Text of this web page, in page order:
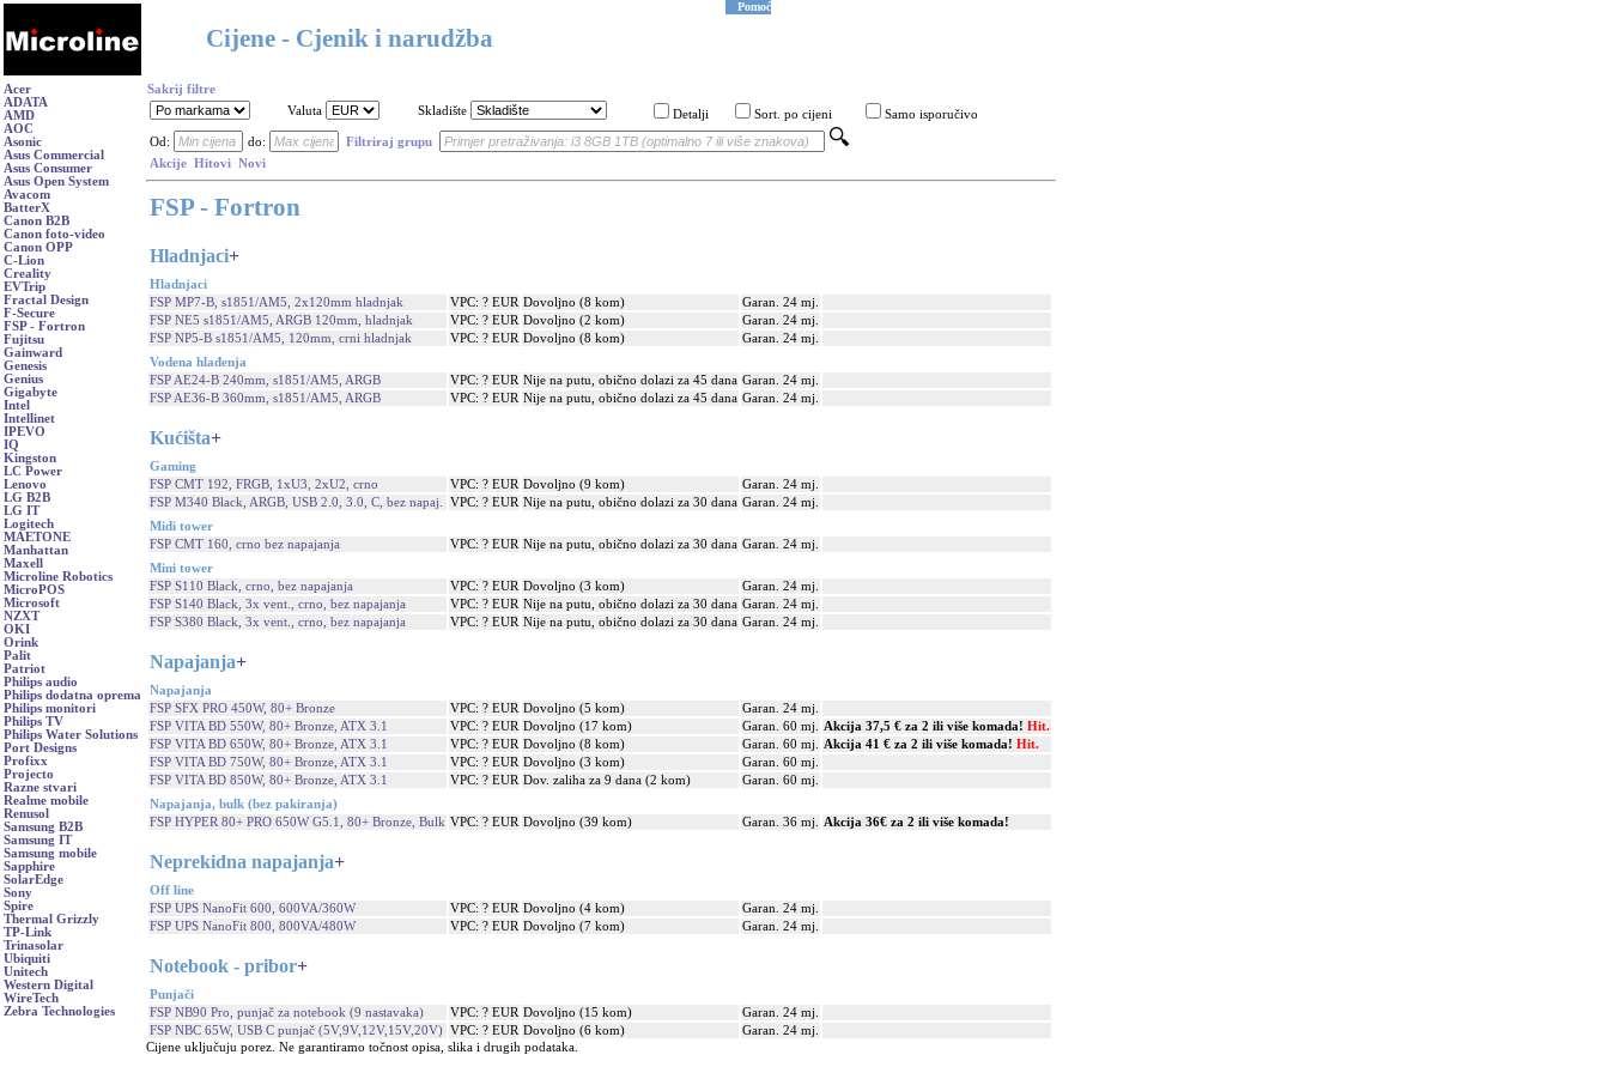
Cijene - Cjenik i narudžba
Pomoć
Acer
ADATA
AMD
AOC
Asonic
Asus Commercial
Asus Consumer
Asus Open System
Avacom
BatterX
Canon B2B
Canon foto-video
Canon OPP
C-Lion
Creality
EVTrip
Fractal Design
F-Secure
FSP - Fortron
Fujitsu
Gainward
Genesis
Genius
Gigabyte
Intel
Intellinet
IPEVO
IQ
Kingston
LC Power
Lenovo
LG B2B
LG IT
Logitech
MAETONE
Manhattan
Maxell
Microline Robotics
MicroPOS
Microsoft
NZXT
OKI
Orink
Palit
Patriot
Philips audio
Philips dodatna oprema
Philips monitori
Philips TV
Philips Water Solutions
Port Designs
Profixx
Projecto
Razne stvari
Realme mobile
Renusol
Samsung B2B
Samsung IT
Samsung mobile
Sapphire
SolarEdge
Sony
Spire
Thermal Grizzly
TP-Link
Trinasolar
Ubiquiti
Unitech
Western Digital
WireTech
Zebra Technologies
Sakrij filtre
Valuta
Skladište Detalji Sort. po cijeni Samo isporučivo
Od: do:
Filtriraj grupu
Akcije Hitovi Novi
FSP - Fortron
Hladnjaci+
Hladnjaci
FSP MP7-B, s1851/AM5, 2x120mm hladnjak
VPC: ? EUR Dovoljno (8 kom)
Garan. 24 mj.
FSP NE5 s1851/AM5, ARGB 120mm, hladnjak
VPC: ? EUR Dovoljno (2 kom)
Garan. 24 mj.
FSP NP5-B s1851/AM5, 120mm, crni hladnjak
VPC: ? EUR Dovoljno (8 kom)
Garan. 24 mj.
Vodena hlađenja
FSP AE24-B 240mm, s1851/AM5, ARGB
VPC: ? EUR Nije na putu, obično dolazi za 45 dana Garan. 24 mj.
FSP AE36-B 360mm, s1851/AM5, ARGB
VPC: ? EUR Nije na putu, obično dolazi za 45 dana Garan. 24 mj.
Kućišta+
Gaming
FSP CMT 192, FRGB, 1xU3, 2xU2, crno
VPC: ? EUR Dovoljno (9 kom)
Garan. 24 mj.
FSP M340 Black, ARGB, USB 2.0, 3.0, C, bez napaj.
VPC: ? EUR Nije na putu, obično dolazi za 30 dana Garan. 24 mj.
Midi tower
FSP CMT 160, crno bez napajanja
VPC: ? EUR Nije na putu, obično dolazi za 30 dana Garan. 24 mj.
Mini tower
FSP S110 Black, crno, bez napajanja
VPC: ? EUR Dovoljno (3 kom)
Garan. 24 mj.
FSP S140 Black, 3x vent., crno, bez napajanja
VPC: ? EUR Nije na putu, obično dolazi za 30 dana Garan. 24 mj.
FSP S380 Black, 3x vent., crno, bez napajanja
VPC: ? EUR Nije na putu, obično dolazi za 30 dana Garan. 24 mj.
Napajanja+
Napajanja
FSP SFX PRO 450W, 80+ Bronze
VPC: ? EUR Dovoljno (5 kom)
Garan. 24 mj.
FSP VITA BD 550W, 80+ Bronze, ATX 3.1
VPC: ? EUR Dovoljno (17 kom) Garan. 60 mj. Akcija 37,5 € za 2 ili više komada! Hit.
FSP VITA BD 650W, 80+ Bronze, ATX 3.1
VPC: ? EUR Dovoljno (8 kom) Garan. 60 mj. Akcija 41 € za 2 ili više komada! Hit.
FSP VITA BD 750W, 80+ Bronze, ATX 3.1
VPC: ? EUR Dovoljno (3 kom)
Garan. 60 mj.
FSP VITA BD 850W, 80+ Bronze, ATX 3.1
VPC: ? EUR Dov. zaliha za 9 dana (2 kom)
Garan. 60 mj.
Napajanja, bulk (bez pakiranja)
FSP HYPER 80+ PRO 650W G5.1, 80+ Bronze, Bulk VPC: ? EUR Dovoljno (39 kom) Garan. 36 mj. Akcija 36€ za 2 ili više komada!
Neprekidna napajanja+
Off line
FSP UPS NanoFit 600, 600VA/360W
VPC: ? EUR Dovoljno (4 kom)
Garan. 24 mj.
FSP UPS NanoFit 800, 800VA/480W
VPC: ? EUR Dovoljno (7 kom) Garan. 24 mj.
Notebook - pribor+
Punjači
FSP NB90 Pro, punjač za notebook (9 nastavaka)
VPC: ? EUR Dovoljno (15 kom)
Garan. 24 mj.
FSP NBC 65W, USB C punjač (5V,9V,12V,15V,20V) VPC: ? EUR Dovoljno (6 kom)
Garan. 24 mj.
Cijene uključuju porez. Ne garantiramo točnost opisa, slika i drugih podataka.